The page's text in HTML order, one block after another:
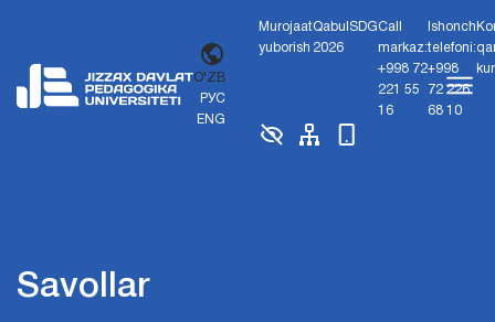
O'ZB
РУС
ENG
Murojaat
yuborish
Qabul
2026
SDGCall
markaz:
+998 72
221 55
16
Ishonch
telefoni:
+998
72 226
68 10
Savollar